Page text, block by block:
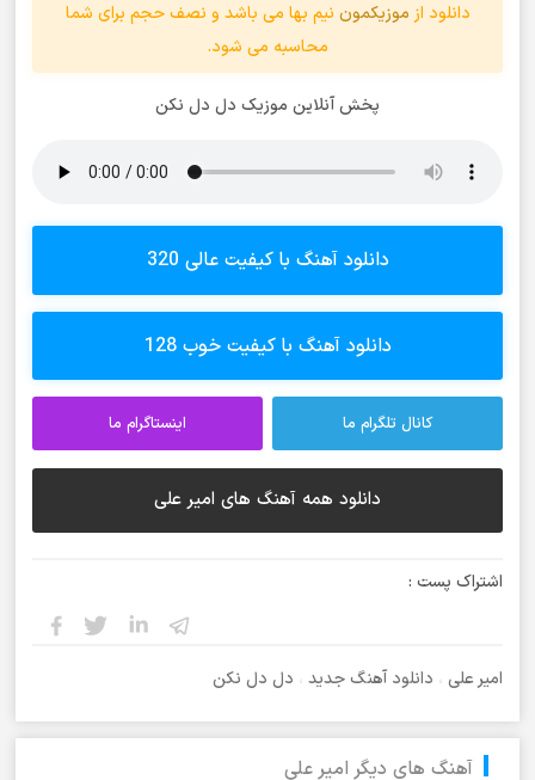
دانلود ازموزیکمون نیم بها می باشد و نصف حجم برای شما
محاسبه می شود.
پخش آنلاین موزیک دل دل نکن
دانلود آهنگ با کیفیت عالی 320
دانلود آهنگ با کیفیت خوب 128
کانال تلگرام ما اینستاگرام ما
دانلود همه آهنگ های امیر علی
اشتراک پست :
امیر علی ، دانلود آهنگ جدید ، دل دل نکن
آهنگ های دیگر امیر علی